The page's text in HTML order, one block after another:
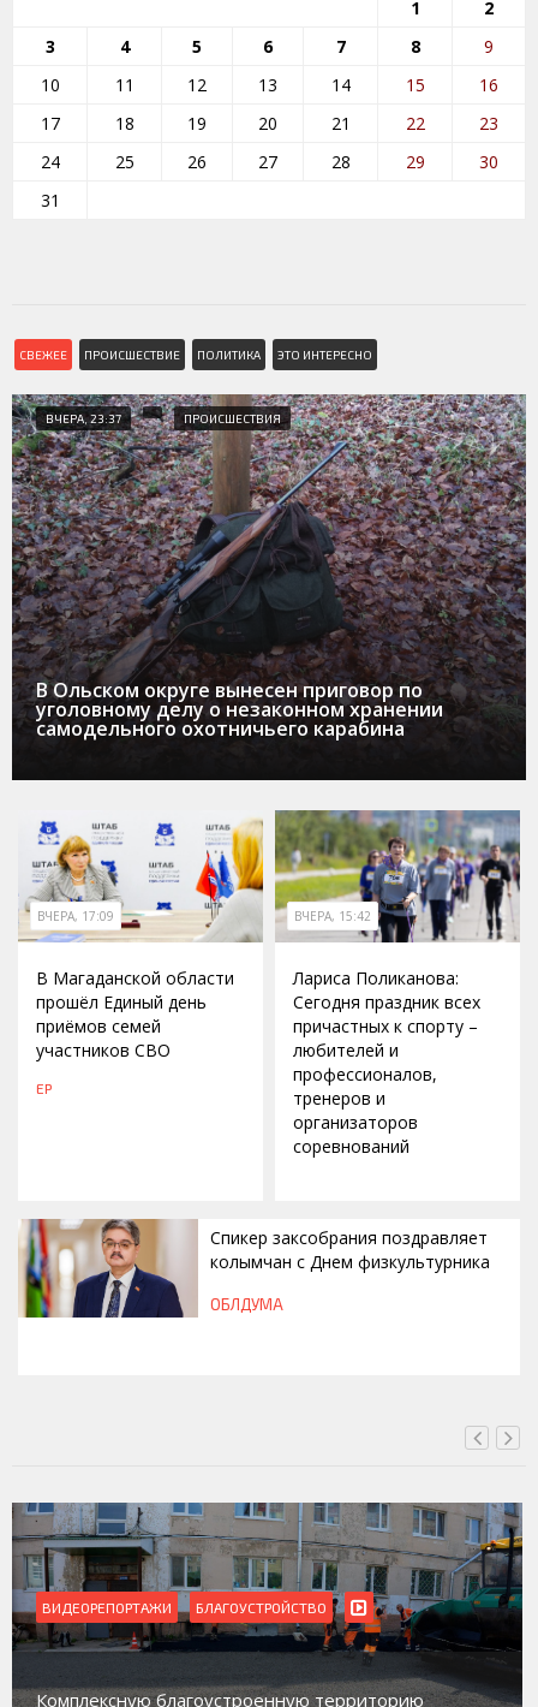
1
2
3
4 5 6 7 8
9
10
11 12 13 14 15
16
17
18 19 20 21 22
23
24
25 26 27 28 29
30
31
СВЕЖЕЕ ПРОИСШЕСТВИЕ ПОЛИТИКА ЭТО ИНТЕРЕСНО
ВЧЕРА, 23:37 ПРОИСШЕСТВИЯ
В Ольском округе вынесен приговор по
уголовному делу о незаконном хранении
самодельного охотничьего карабина
ВЧЕРА, 17:09
В Магаданской области
прошёл Единый день
приёмов семей
участников СВО
ЕР
ВЧЕРА, 15:42
Лариса Поликанова:
Сегодня праздник всех
причастных к спорту –
любителей и
профессионалов,
тренеров и
организаторов
соревнований
Спикер заксобрания поздравляет
колымчан с Днем физкультурника
ОБЛДУМА
ВИДЕОРЕПОРТАЖИ
Магадан присоединился к пилотному проекту по
работе с несовершеннолетними из групп